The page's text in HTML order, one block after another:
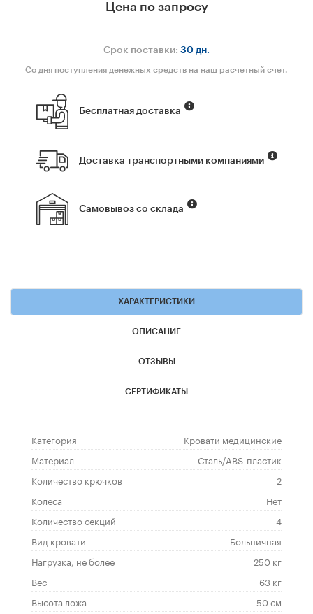
Цена по запросу
Срок поставки: 30 дн.
Со дня поступления денежных средств на наш расчетный счет.
Бесплатная доставка
Доставка транспортными компаниями
Самовывоз со склада
ХАРАКТЕРИСТИКИ
ОПИСАНИЕ
ОТЗЫВЫ
СЕРТИФИКАТЫ
Категория
Кровати медицинские
Материал
Сталь/ABS-пластик
Количество крючков
2
Колеса
Нет
Количество секций
4
Вид кровати
Больничная
Нагрузка, не более
250 кг
Вес
63 кг
Высота ложа
50 см